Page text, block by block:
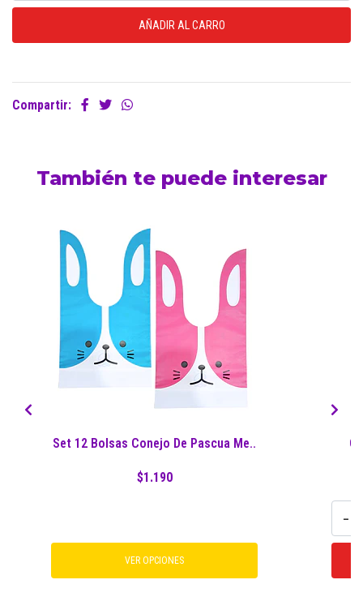
Compartir:
También te puede interesar
Set 12 Bolsas Conejo De Pascua Me..
$1.190
VER OPCIONES
-